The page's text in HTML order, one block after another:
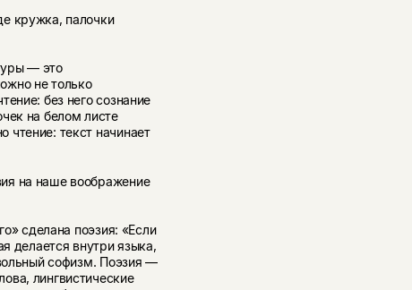
кружка, палочки
— это
не только
без него сознание
на белом листе
чтение: текст начинает
на наше воображение
сделана поэзия: «Если
делается внутри языка,
софизм. Поэзия —
лингвистические